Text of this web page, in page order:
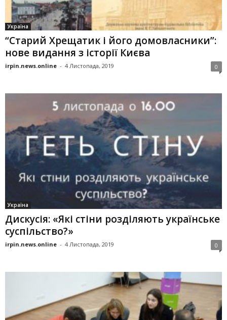
Україна
“Старий Хрещатик і його домовласники”:
нове видання з історії Києва
irpin.news.online - 4 Листопада, 2019 0
Україна
Дискусія: «Які стіни розділяють українське
суспільство?»
irpin.news.online - 4 Листопада, 2019 0